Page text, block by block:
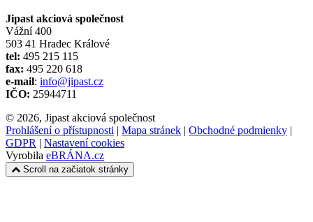
Jipast akciová společnost
Vážní 400
503 41 Hradec Králové
tel: 495 215 115
fax: 495 220 618
e-mail: info@jipast.cz
IČO: 25944711
© 2026, Jipast akciová společnost
Prohlášení o přístupnosti | Mapa stránek | Obchodné podmienky |
GDPR | Nastavení cookies
Vyrobila eBRÁNA.cz
Scroll na začiatok stránky